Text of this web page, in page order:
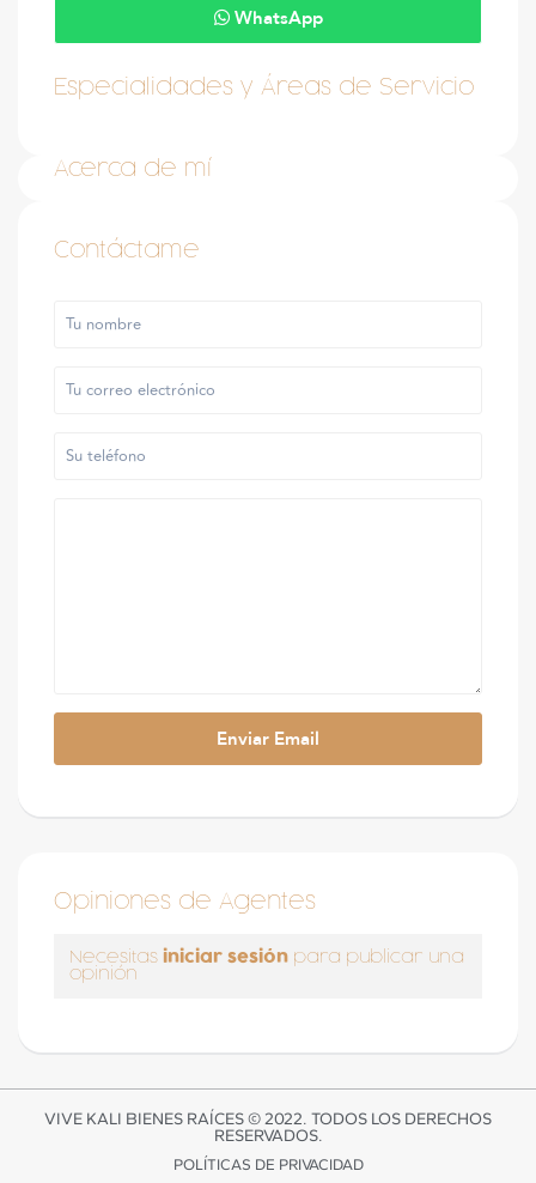
WhatsApp
Especialidades y Áreas de Servicio
Acerca de mí
Contáctame
Opiniones de Agentes
Necesitas iniciar sesión para publicar una
opinión
VIVE KALI BIENES RAÍCES © 2022. TODOS LOS DERECHOS
RESERVADOS.
POLÍTICAS DE PRIVACIDAD